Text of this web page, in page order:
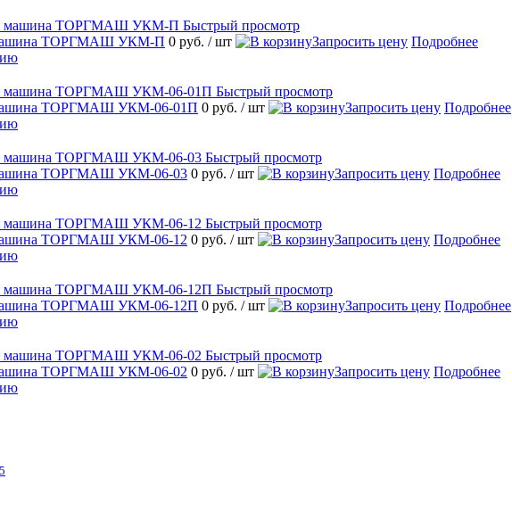
Быстрый просмотр
машина ТОРГМАШ УКМ-П 0 руб. / шт Запросить цену Подробнее
Быстрый просмотр
машина ТОРГМАШ УКМ-06-01П 0 руб. / шт Запросить цену Подробнее
Быстрый просмотр
машина ТОРГМАШ УКМ-06-03 0 руб. / шт Запросить цену Подробнее
Быстрый просмотр
машина ТОРГМАШ УКМ-06-12 0 руб. / шт Запросить цену Подробнее
Быстрый просмотр
машина ТОРГМАШ УКМ-06-12П 0 руб. / шт Запросить цену Подробнее
Быстрый просмотр
машина ТОРГМАШ УКМ-06-02 0 руб. / шт Запросить цену Подробнее